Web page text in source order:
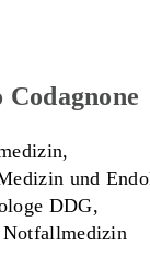
und
DDG,
Notfallmedizin